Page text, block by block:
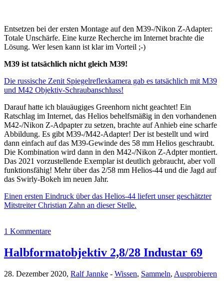
Entsetzen bei der ersten Montage auf den M39-/Nikon Z-Adapter:
Totale Unschärfe. Eine kurze Recherche im Internet brachte die
Lösung. Wer lesen kann ist klar im Vorteil ;-)
M39 ist tatsächlich nicht gleich M39!
Die russische Zenit Spiegelreflexkamera gab es tatsächlich mit M39
und M42 Objektiv-Schraubanschluss!
Darauf hatte ich blauäugiges Greenhorn nicht geachtet! Ein
Ratschlag im Internet, das Helios behelfsmäßig in den vorhandenen
M42-/Nikon Z-Adpapter zu setzen, brachte auf Anhieb eine scharfe
Abbildung. Es gibt M39-/M42-Adapter! Der ist bestellt und wird
dann einfach auf das M39-Gewinde des 58 mm Helios geschraubt.
Die Kombination wird dann in den M42-/Nikon Z-Adpter montiert.
Das 2021 vorzustellende Exemplar ist deutlich gebraucht, aber voll
funktionsfähig! Mehr über das 2/58 mm Helios-44 und die Jagd auf
das Swirly-Bokeh im neuen Jahr.
Einen ersten Eindruck über das Helios-44 liefert unser geschätzter
Mitstreiter Christian Zahn an dieser Stelle.
1 Kommentare
Halbformatobjektiv 2,8/28 Industar 69
28. Dezember 2020, Ralf Jannke - Wissen, Sammeln, Ausprobieren